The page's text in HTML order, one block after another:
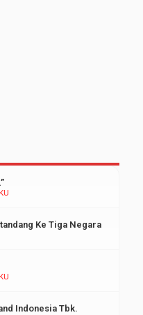
Ke Tiga Negara
Indonesia Tbk.